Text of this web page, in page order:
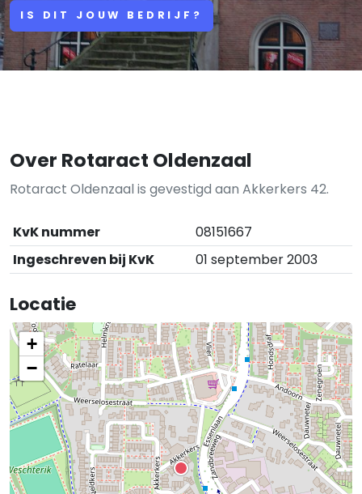
IS DIT JOUW BEDRIJF?
Over Rotaract Oldenzaal
Rotaract Oldenzaal is gevestigd aan Akkerkers 42.
KvK nummer
08151667
Ingeschreven bij KvK
01 september 2003
Locatie
+
−